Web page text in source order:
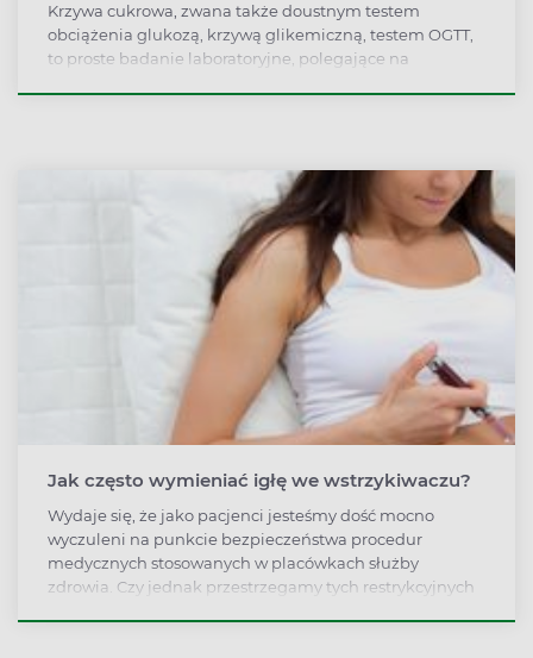
Krzywa cukrowa, zwana także doustnym testem
obciążenia glukozą, krzywą glikemiczną, testem OGTT,
to proste badanie laboratoryjne, polegające na
badania? Jakie są normy i jak interpretować wyniki
Jak często wymieniać igłę we wstrzykiwaczu?
Wydaje się, że jako pacjenci jesteśmy dość mocno
wyczuleni na punkcie bezpieczeństwa procedur
medycznych stosowanych w placówkach służby
zdrowia. Czy jednak przestrzegamy tych restrykcyjnych